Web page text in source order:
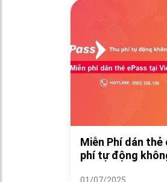
Miễn Phí dán
phí tự động